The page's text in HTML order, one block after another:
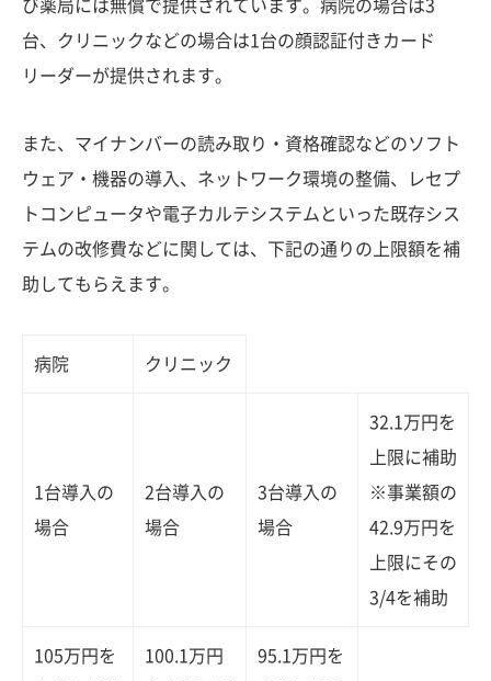
び薬局には無償で提供されています。病院の場合は3
台、クリニックなどの場合は1台の顔認証付きカード
リーダーが提供されます。
また、マイナンバーの読み取り・資格確認などのソフト
ウェア・機器の導入、ネットワーク環境の整備、レセプ
トコンピュータや電子カルテシステムといった既存シス
テムの改修費などに関しては、下記の通りの上限額を補
助してもらえます。
病院 クリニック
1台導入の
場合
2台導入の
場合
3台導入の
場合
32.1万円を
上限に補助
※事業額の
42.9万円を
上限にその
3/4を補助
105万円を
100.1万円
95.1万円を